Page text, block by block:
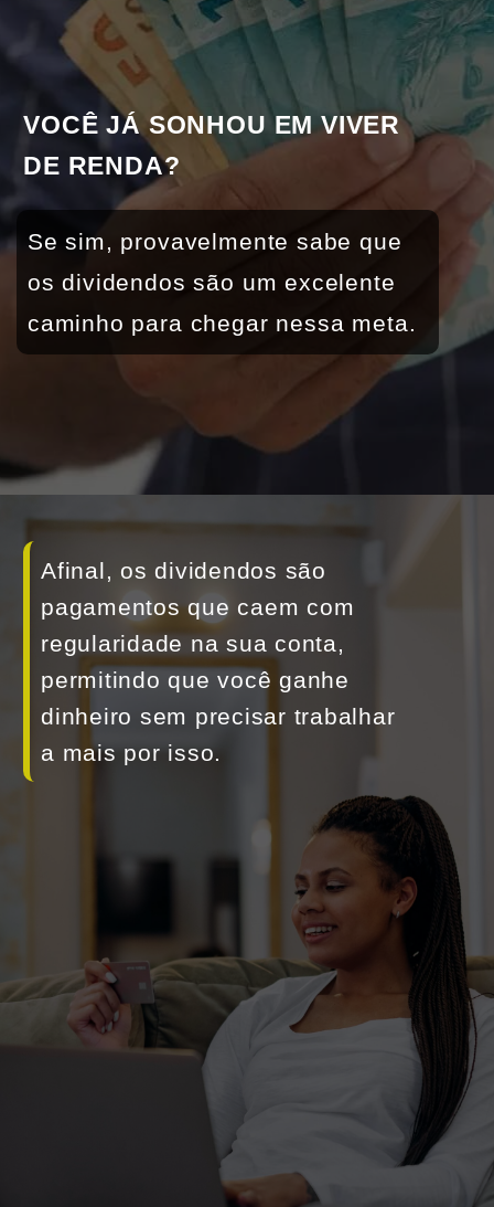
VOCÊ JÁ SONHOU EM VIVER
DE RENDA?
Se sim, provavelmente sabe que
os dividendos são um excelente
caminho para chegar nessa meta.
Afinal, os dividendos são
pagamentos que caem com
regularidade na sua conta,
permitindo que você ganhe
dinheiro sem precisar trabalhar
a mais por isso.